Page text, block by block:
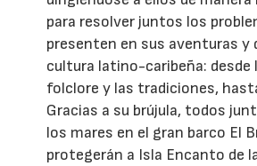
para resolver juntos los
presenten en sus aventuras y
cultura latino-caribeña: desde
folclore y las tradiciones,
Gracias a su brújula, todos
los mares en el gran barco El
protegerán a Isla Encanto de